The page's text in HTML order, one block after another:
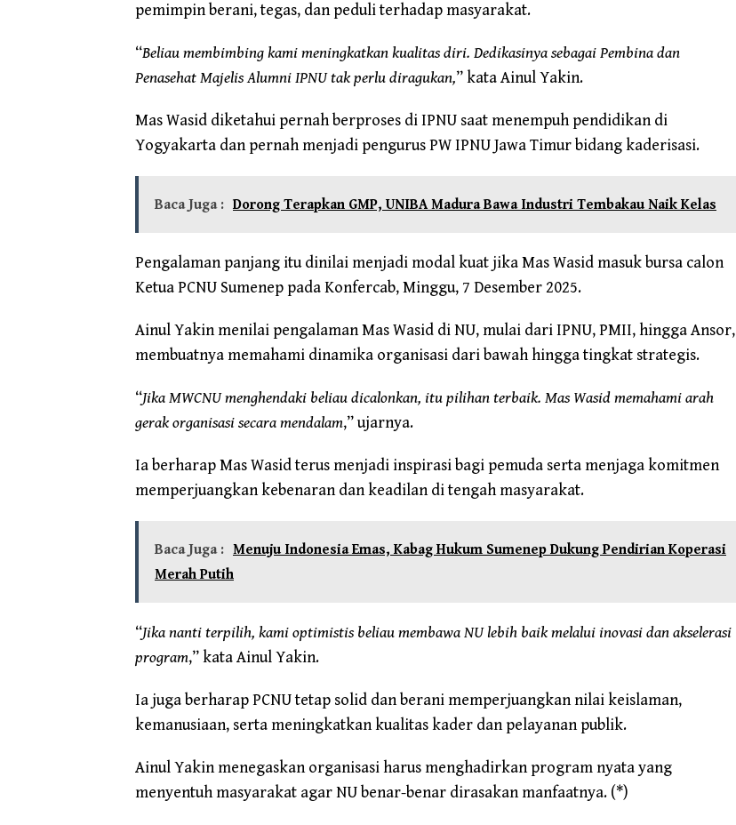
pemimpin berani, tegas, dan peduli terhadap masyarakat.
“Beliau membimbing kami meningkatkan kualitas diri. Dedikasinya sebagai Pembina dan
Penasehat Majelis Alumni IPNU tak perlu diragukan,” kata Ainul Yakin.
Mas Wasid diketahui pernah berproses di IPNU saat menempuh pendidikan di
Yogyakarta dan pernah menjadi pengurus PW IPNU Jawa Timur bidang kaderisasi.
Baca Juga : Dorong Terapkan GMP, UNIBA Madura Bawa Industri Tembakau Naik Kelas
Pengalaman panjang itu dinilai menjadi modal kuat jika Mas Wasid masuk bursa calon
Ketua PCNU Sumenep pada Konfercab, Minggu, 7 Desember 2025.
Ainul Yakin menilai pengalaman Mas Wasid di NU, mulai dari IPNU, PMII, hingga Ansor,
membuatnya memahami dinamika organisasi dari bawah hingga tingkat strategis.
“Jika MWCNU menghendaki beliau dicalonkan, itu pilihan terbaik. Mas Wasid memahami arah
gerak organisasi secara mendalam,” ujarnya.
Ia berharap Mas Wasid terus menjadi inspirasi bagi pemuda serta menjaga komitmen
memperjuangkan kebenaran dan keadilan di tengah masyarakat.
Baca Juga : Menuju Indonesia Emas, Kabag Hukum Sumenep Dukung Pendirian Koperasi
Merah Putih
“Jika nanti terpilih, kami optimistis beliau membawa NU lebih baik melalui inovasi dan akselerasi
program,” kata Ainul Yakin.
Ia juga berharap PCNU tetap solid dan berani memperjuangkan nilai keislaman,
kemanusiaan, serta meningkatkan kualitas kader dan pelayanan publik.
Ainul Yakin menegaskan organisasi harus menghadirkan program nyata yang
menyentuh masyarakat agar NU benar-benar dirasakan manfaatnya. (*)